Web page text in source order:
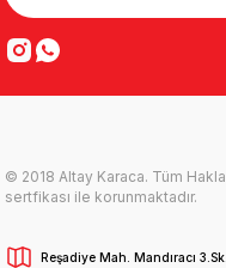
© 2018 Altay Karaca. Tüm
sertfikası ile korunmaktadır.
Reşadiye Mah. Mandıracı